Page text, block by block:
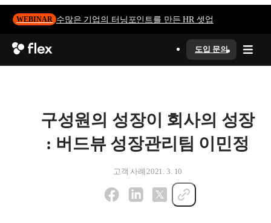
WEBINAR 수많은 기업의 터닝포인트를 만든 HR 셋업
도입 문의
구성원의 성장이 회사의 성장
: 버드뷰 성장관리팀 이민정
고객 사례 2021. 3. 10